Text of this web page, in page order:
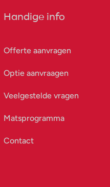
Handige info
Offerte aanvragen
Optie aanvraagen
Veelgestelde vragen
Matsprogramma
Contact